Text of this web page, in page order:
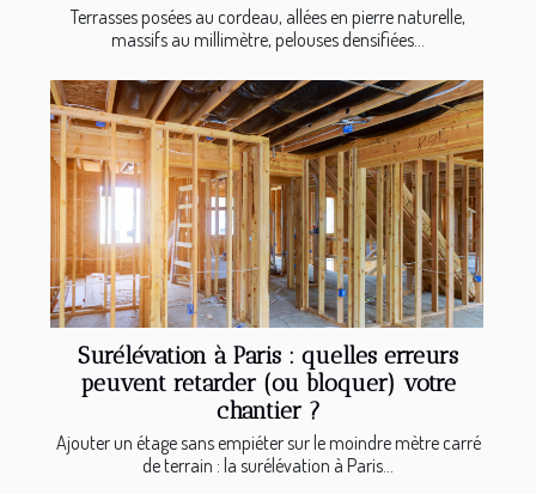
Terrasses posées au cordeau, allées en pierre naturelle,
massifs au millimètre, pelouses densifiées...
Surélévation à Paris : quelles erreurs
peuvent retarder (ou bloquer) votre
chantier ?
Ajouter un étage sans empiéter sur le moindre mètre carré
de terrain : la surélévation à Paris...